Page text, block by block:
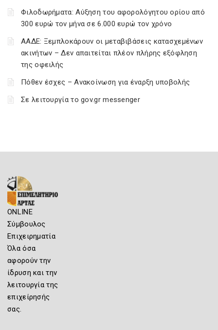
Φιλοδωρήματα: Αύξηση του αφορολόγητου ορίου από
300 ευρώ τον μήνα σε 6.000 ευρώ τον χρόνο
ΑΑΔΕ: Ξεμπλοκάρουν οι μεταβιβάσεις κατασχεμένων
ακινήτων – Δεν απαιτείται πλέον πλήρης εξόφληση
της οφειλής
Πόθεν έσχες – Ανακοίνωση για έναρξη υποβολής
Σε λειτουργία το gov.gr messenger
ONLINE
Σύμβουλος
Επιχειρηματία
Όλα όσα
αφορούν την
ίδρυση και την
λειτουργία της
επιχείρησής
σας.